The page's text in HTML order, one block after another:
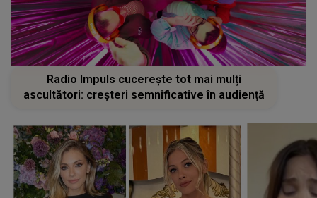
Radio Impuls cucerește tot mai mulți
ascultători: creșteri semnificative în audiență